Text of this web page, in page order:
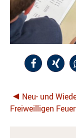
Neu- und
Freiweilligen